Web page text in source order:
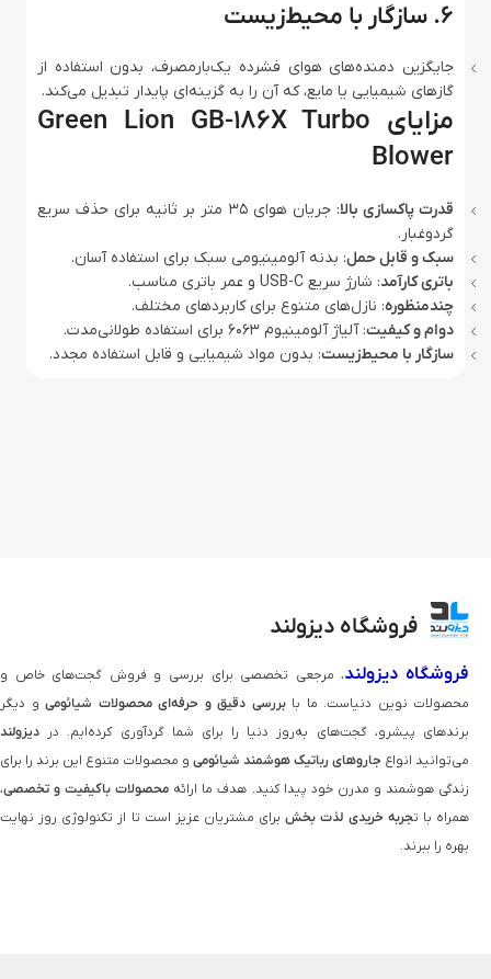
۶. سازگار با محیط‌زیست
جایگزین دمنده‌های هوای فشرده یک‌بارمصرف، بدون استفاده از
گازهای شیمیایی یا مایع، که آن را به گزینه‌ای پایدار تبدیل می‌کند.
مزایای Green Lion GB-186X Turbo
Blower
قدرت پاکسازی بالا
: جریان هوای 35 متر بر ثانیه برای حذف سریع
گردوغبار.
سبک و قابل حمل: بدنه آلومینیومی سبک برای استفاده آسان.
باتری کارآمد: شارژ سریع USB-C و عمر باتری مناسب.
چندمنظوره: نازل‌های متنوع برای کاربردهای مختلف.
دوام و کیفیت: آلیاژ آلومینیوم 6063 برای استفاده طولانی‌مدت.
سازگار با محیط‌زیست: بدون مواد شیمیایی و قابل استفاده مجدد.
فروشگاه دیزولند
فروشگاه دیزولند، مرجعی تخصصی برای بررسی و فروش گجت‌های خاص و
محصولات نوین دنیاست. ما بابررسی دقیق و حرفه‌ای محصولات شیائومی و دیگر
برندهای پیشرو، گجت‌های به‌روز دنیا را برای شما گردآوری کرده‌ایم. در دیزولند
می‌توانید انواع جاروهای رباتیک هوشمند شیائومی و محصولات متنوع این برند را برای
زندگی هوشمند و مدرن خود پیدا کنید. هدف ما ارائه محصولات باکیفیت و تخصصی،
همراه با تجربه خریدی لذت‌ بخشبرای مشتریان عزیز است تا از تکنولوژی روز نهایت
بهره را ببرند.